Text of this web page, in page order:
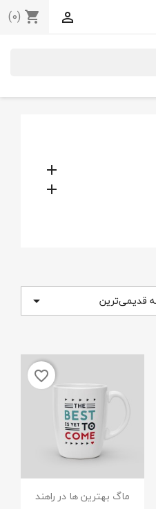
shopping_cart
(0) 


قدیمی‌ترین 
نمایش سریع
ماگ بهترین ها در راهند
favorite_border